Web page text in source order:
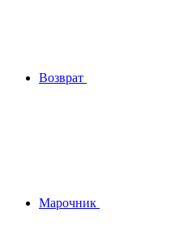
Возврат
Марочник